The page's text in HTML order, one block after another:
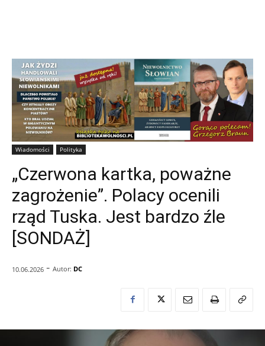
Wiadomości Polityka
„Czerwona kartka, poważne
zagrożenie”. Polacy ocenili
rząd Tuska. Jest bardzo źle
[SONDAŻ]
10.06.2026 - Autor: DC